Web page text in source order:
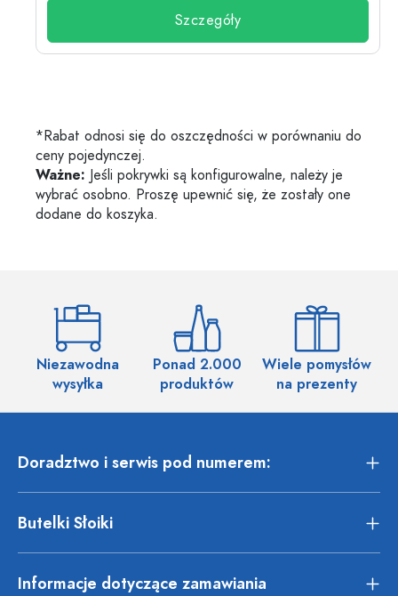
Szczegóły
*Rabat odnosi się do oszczędności w porównaniu do
ceny pojedynczej.
Ważne: Jeśli pokrywki są konfigurowalne, należy je
wybrać osobno. Proszę upewnić się, że zostały one
dodane do koszyka.
Niezawodna
wysyłka
Ponad 2.000
produktów
Wiele pomysłów
na prezenty
Doradztwo i serwis pod numerem:
Butelki Słoiki
Informacje dotyczące zamawiania